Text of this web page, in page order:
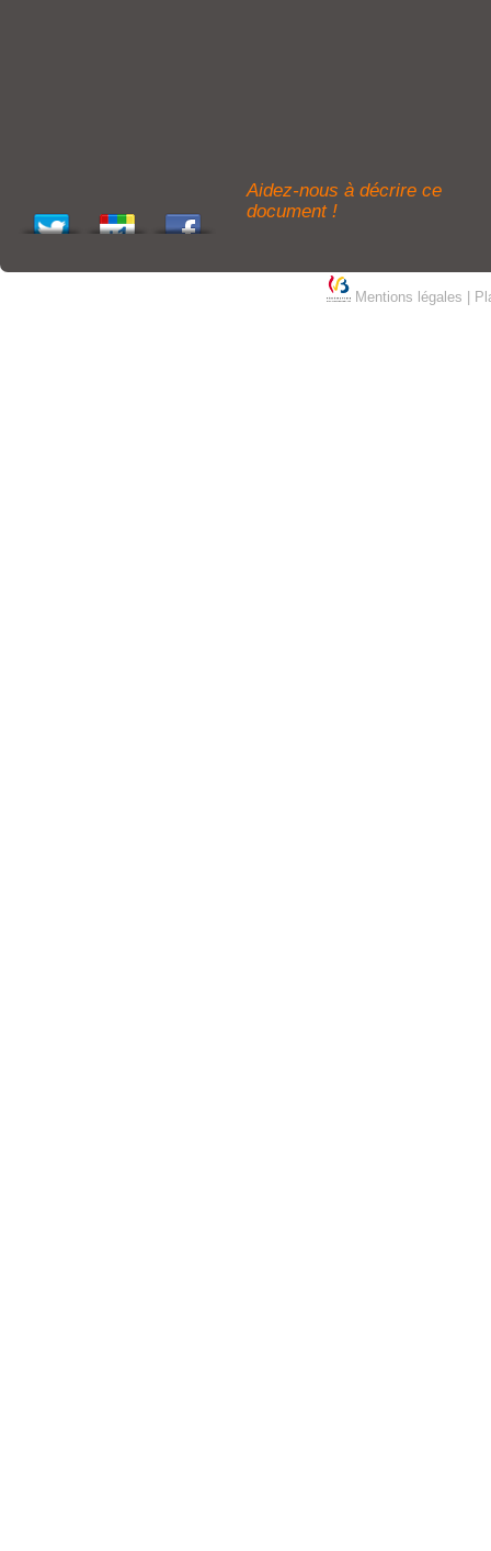
Aidez-nous à décrire ce
document !
Mentions légales